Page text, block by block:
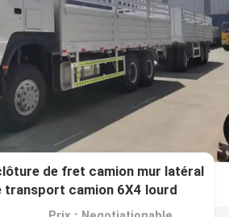
de fret camion mur latéral
transport camion 6X4 lourd